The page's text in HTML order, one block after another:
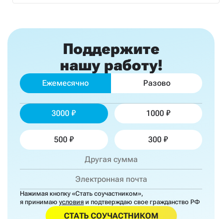
Поддержите
нашу работу!
Ежемесячно Разово
3000 1000
500 300
Нажимая кнопку «Стать соучастником»,
я принимаю условия и подтверждаю свое гражданство РФ
СТАТЬ СОУЧАСТНИКОМ